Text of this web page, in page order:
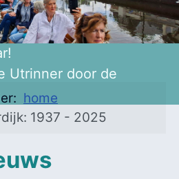
Utrinner door de
home
1937 - 2025